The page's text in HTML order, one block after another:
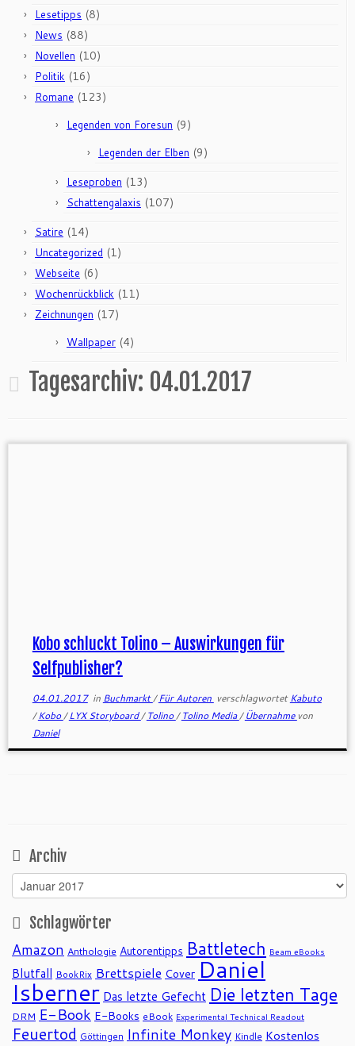
Lesetipps (8)
News (88)
Novellen (10)
Politik (16)
Romane (123)
Legenden von Foresun (9)
Legenden der Elben (9)
Leseproben (13)
Schattengalaxis (107)
Satire (14)
Uncategorized (1)
Webseite (6)
Wochenrückblick (11)
Zeichnungen (17)
Wallpaper (4)
Tagesarchiv: 04.01.2017
Kobo schluckt Tolino – Auswirkungen für
Selfpublisher?
04.01.2017in Buchmarkt/Für Autoren verschlagwortetKabuto
/Kobo/LYX Storyboard/Tolino/Tolino Media/Übernahme von
Daniel
Archiv
Archiv
Schlagwörter
Amazon Anthologie Autorentipps Battletech Beam eBooks
Blutfall BookRix Brettspiele Cover Daniel
Isberner Das letzte Gefecht Die letzten Tage
DRM E-Book E-Books eBook Experimental Technical Readout
Feuertod Göttingen Infinite Monkey Kindle Kostenlos